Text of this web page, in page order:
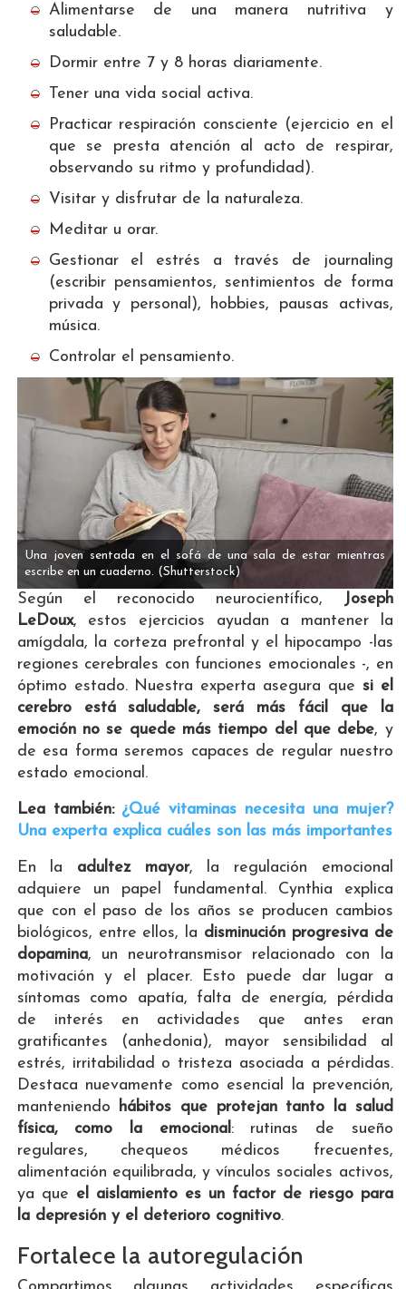
Alimentarse de una manera nutritiva y
saludable.
Dormir entre 7 y 8 horas diariamente.
Tener una vida social activa.
Practicar respiración consciente (ejercicio en el
que se presta atención al acto de respirar,
observando su ritmo y profundidad).
Visitar y disfrutar de la naturaleza.
Meditar u orar.
Gestionar el estrés a través de journaling
(escribir pensamientos, sentimientos de forma
privada y personal), hobbies, pausas activas,
música.
Controlar el pensamiento.
Una joven sentada en el sofá de una sala de estar mientras
escribe en un cuaderno. (Shutterstock)
Según el reconocido neurocientífico,
Joseph
LeDoux, estos ejercicios ayudan a mantener la
amígdala, la corteza prefrontal y el hipocampo -las
regiones cerebrales con funciones emocionales -, en
óptimo estado. Nuestra experta asegura que si el
cerebro está saludable, será más fácil que la
emoción no se quede más tiempo del que debe, y
de esa forma seremos capaces de regular nuestro
estado emocional.
Lea también: ¿Qué vitaminas necesita una mujer?
Una experta explica cuáles son las más importantes
En la adultez mayor, la regulación emocional
adquiere un papel fundamental. Cynthia explica
que con el paso de los años se producen cambios
biológicos, entre ellos, la disminución progresiva de
dopamina, un neurotransmisor relacionado con la
motivación y el placer. Esto puede dar lugar a
síntomas como apatía, falta de energía, pérdida
de interés en actividades que antes eran
gratificantes (anhedonia), mayor sensibilidad al
estrés, irritabilidad o tristeza asociada a pérdidas.
Destaca nuevamente como esencial la prevención,
manteniendo hábitos que protejan tanto la salud
física, como la emocional: rutinas de sueño
regulares, chequeos médicos frecuentes,
alimentación equilibrada, y vínculos sociales activos,
ya que el aislamiento es un factor de riesgo para
la depresión y el deterioro cognitivo.
Fortalece la autoregulación